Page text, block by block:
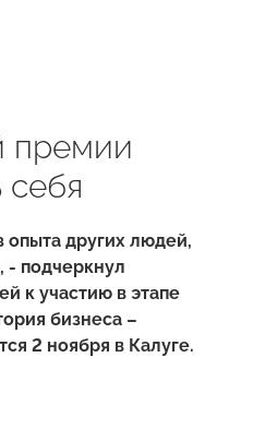
премии
опыта других людей,
- подчеркнул
к участию в этапе
бизнеса –
2 ноября в Калуге.